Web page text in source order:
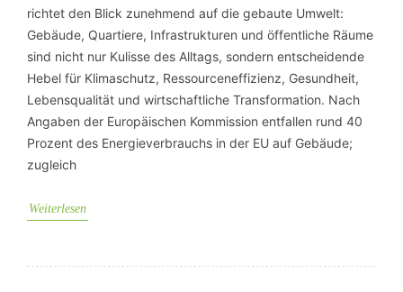
richtet den Blick zunehmend auf die gebaute Umwelt:
Gebäude, Quartiere, Infrastrukturen und öffentliche Räume
sind nicht nur Kulisse des Alltags, sondern entscheidende
Hebel für Klimaschutz, Ressourceneffizienz, Gesundheit,
Lebensqualität und wirtschaftliche Transformation. Nach
Angaben der Europäischen Kommission entfallen rund 40
Prozent des Energieverbrauchs in der EU auf Gebäude;
zugleich
Weiterlesen